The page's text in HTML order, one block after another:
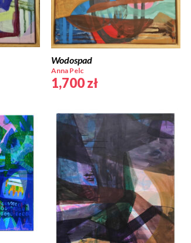
Wodospad
Anna Pelc
1,700zł